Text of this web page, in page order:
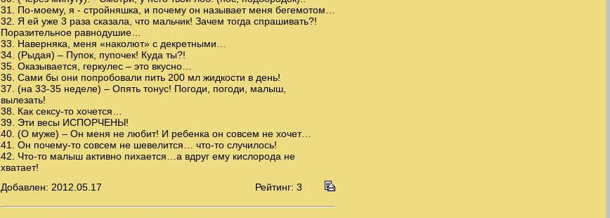
31. По-моему, я - стройняшка, и почему он называет меня бегемотом…
32. Я ей уже 3 раза сказала, что мальчик! Зачем тогда спрашивать?!
Поразительное равнодушие…
33. Наверняка, меня «наколют» с декретными…
34. (Рыдая) – Пупок, пупочек! Куда ты?!
35. Оказывается, геркулес – это вкусно…
36. Сами бы они попробовали пить 200 мл жидкости в день!
37. (на 33-35 неделе) – Опять тонус! Погоди, погоди, малыш,
вылезать!
38. Как сексу-то хочется…
39. Эти весы ИСПОРЧЕНЫ!
40. (О муже) – Он меня не любит! И ребенка он совсем не хочет…
41. Он почему-то совсем не шевелится… что-то случилось!
42. Что-то малыш активно пихается…а вдруг ему кислорода не
хватает!
Добавлен: 2012.05.17
Рейтинг: 3